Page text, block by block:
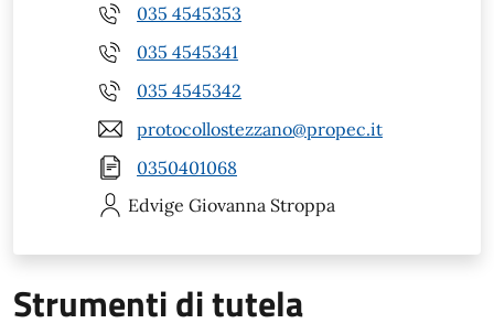
035 4545353
035 4545341
035 4545342
protocollostezzano@propec.it
0350401068
Edvige Giovanna Stroppa
Strumenti di tutela